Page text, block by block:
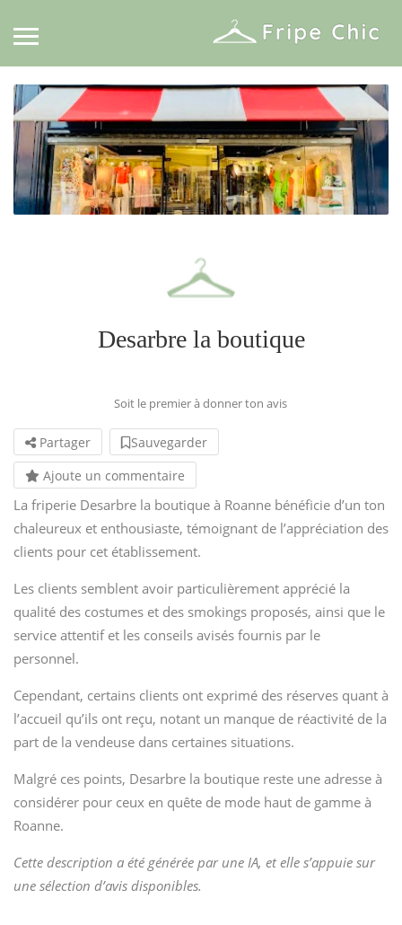
Desarbre la boutique
Soit le premier à donner ton avis
Partager
Sauvegarder
Ajoute un commentaire
La friperie Desarbre la boutique à Roanne bénéficie d’un ton
chaleureux et enthousiaste, témoignant de l’appréciation des
clients pour cet établissement.
Les clients semblent avoir particulièrement apprécié la
qualité des costumes et des smokings proposés, ainsi que le
service attentif et les conseils avisés fournis par le
personnel.
Cependant, certains clients ont exprimé des réserves quant à
l’accueil qu’ils ont reçu, notant un manque de réactivité de la
part de la vendeuse dans certaines situations.
Malgré ces points, Desarbre la boutique reste une adresse à
considérer pour ceux en quête de mode haut de gamme à
Roanne.
Cette description a été générée par une IA, et elle s’appuie sur
une sélection d’avis disponibles.